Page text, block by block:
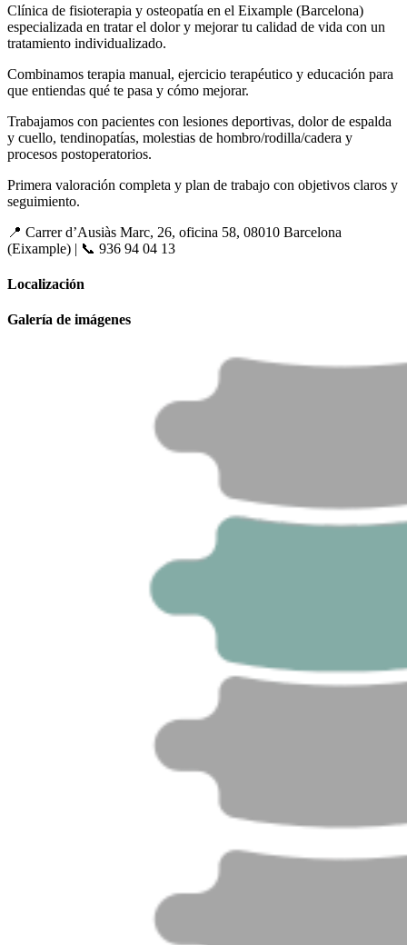
Clínica de fisioterapia y osteopatía en el Eixample (Barcelona)
especializada en tratar el dolor y mejorar tu calidad de vida con un
tratamiento individualizado.
Combinamos terapia manual, ejercicio terapéutico y educación para
que entiendas qué te pasa y cómo mejorar.
Trabajamos con pacientes con lesiones deportivas, dolor de espalda
y cuello, tendinopatías, molestias de hombro/rodilla/cadera y
procesos postoperatorios.
Primera valoración completa y plan de trabajo con objetivos claros y
seguimiento.
📍 Carrer d’Ausiàs Marc, 26, oficina 58, 08010 Barcelona
(Eixample) | 📞 936 94 04 13
Localización
Galería de imágenes